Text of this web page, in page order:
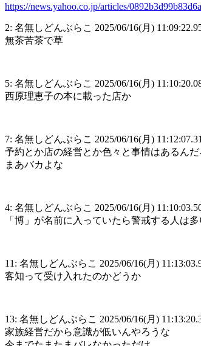
https://news.yahoo.co.jp/articles/
2: 名無しどんぶらこ 2025/06/16(月)
無茶苦茶で草
5: 名無しどんぶらこ 2025/06/16(月)
西原理恵子の本に載った店か
7: 名無しどんぶらこ 2025/06/16(月)
予約とか店の経営とか色々と事情はあるん
まあバカよな
4: 名無しどんぶらこ 2025/06/16(月)
「博」が名前に入っていたら警戒する人は
11: 名無しどんぶらこ 2025/06/16(月)
客知って受け入れたのかどうか
13: 名無しどんぶらこ 2025/06/16(月)
家族経営だから意識が低いんやろうな